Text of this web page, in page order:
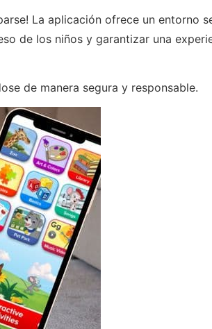
La aplicación ofrece un entorno
de los niños y garantizar una
de manera segura y responsable.